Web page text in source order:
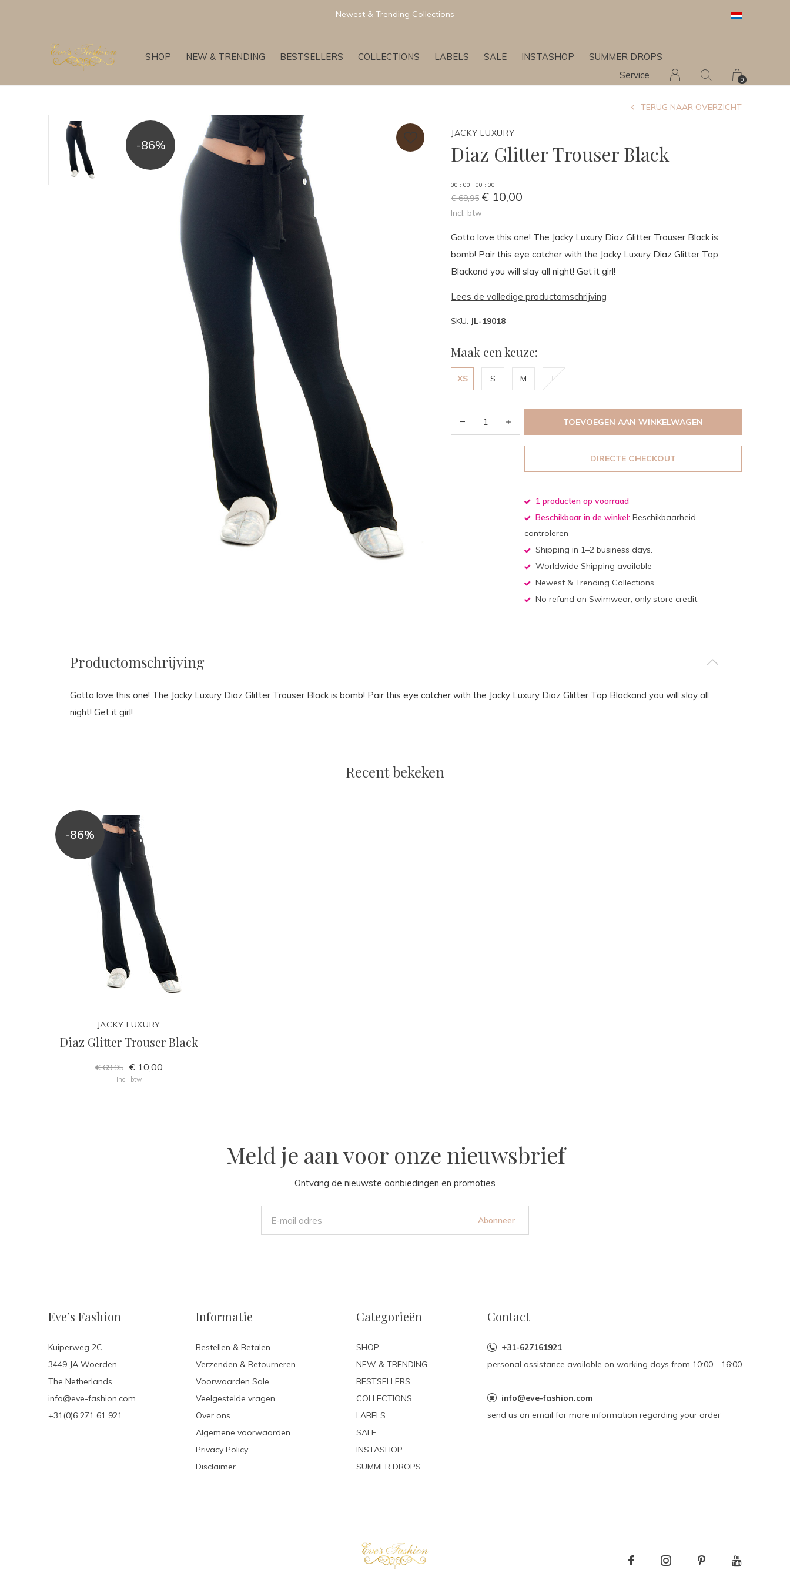
SHOP NEW & TRENDING BESTSELLERS COLLECTIONS LABELS SALE INSTASHOP
SUMMER DROPS
Service
0
Newest & Trending Collections
-86%
JACKY LUXURY
Diaz Glitter Trouser Black
TERUG NAAR OVERZICHT
00 : 00 : 00 : 00
€ 69,95 € 10,00
Incl. btw
Gotta love this one! The Jacky Luxury Diaz Glitter Trouser Black is
bomb! Pair this eye catcher with the Jacky Luxury Diaz Glitter Top
Blackand you will slay all night! Get it girl!
Lees de volledige productomschrijving
SKU: JL-19018
Maak een keuze:
XS S M L
TOEVOEGEN AAN WINKELWAGEN
DIRECTE CHECKOUT
1 producten op voorraad
Beschikbaar in de winkel: Beschikbaarheid
controleren
Shipping in 1–2 business days.
Worldwide Shipping available
Newest & Trending Collections
No refund on Swimwear, only store credit.
Productomschrijving
Gotta love this one! The Jacky Luxury Diaz Glitter Trouser Black is bomb! Pair this eye catcher with the Jacky Luxury Diaz Glitter Top Blackand you will slay all
night! Get it girl!
Recent bekeken
-86%
JACKY LUXURY
Diaz Glitter Trouser Black
€ 69,95 € 10,00
Incl. btw
Meld je aan voor onze nieuwsbrief
Ontvang de nieuwste aanbiedingen en promoties
Abonneer
Eve’s Fashion
Kuiperweg 2C
3449 JA Woerden
The Netherlands
info@eve-fashion.com
+31(0)6 271 61 921
Informatie
Bestellen & Betalen
Verzenden & Retourneren
Voorwaarden Sale
Veelgestelde vragen
Over ons
Algemene voorwaarden
Privacy Policy
Disclaimer
Categorieën
SHOP
NEW & TRENDING
BESTSELLERS
COLLECTIONS
LABELS
SALE
INSTASHOP
SUMMER DROPS
Contact
+31-627161921
personal assistance available on working days from 10:00 - 16:00
info@eve-fashion.com
send us an email for more information regarding your order